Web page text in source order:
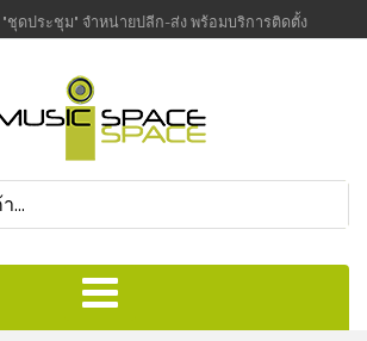
ดประชุม" จำหน่ายปลีก-ส่ง พร้อมบริการติดตั้ง